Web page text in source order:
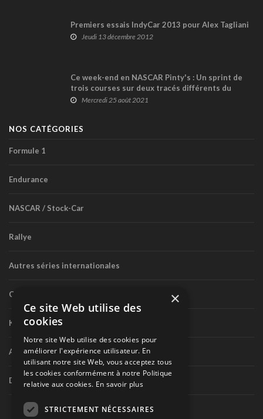
Premiers essais IndyCar 2013 pour Alex Tagliani
Jeudi 13 décembre 2012
Ce week-end en NASCAR Pinty's : Un sprint de
trois courses sur deux tracés différents du
Québec !
Mercredi 25 août 2021
NOS CATÉGORIES
Formule 1
Endurance
NASCAR / Stock-Car
Rallye
Autres séries internationales
Circuit routier canadien
Karting
Autres séries nationales
Divers
×
Ce site Web utilise des
cookies
Notre site Web utilise des cookies pour
améliorer l'expérience utilisateur. En
utilisant notre site Web, vous acceptez tous
les cookies conformément à notre Politique
relative aux cookies. En savoir plus
STRICTEMENT NÉCESSAIRES